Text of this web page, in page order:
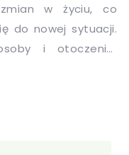
w życiu, co
do nowej sytuacji.
i otoczenie,
tym, co dzieje się z
co dzieje się w